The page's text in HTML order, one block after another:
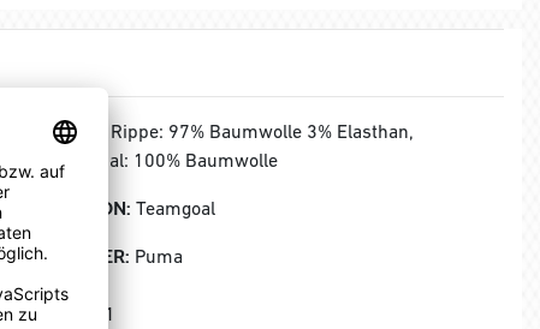
MATERIAL:
Rippe: 97% Baumwolle 3% Elasthan,
Obermaterial: 100% Baumwolle
KOLLEKTION: Teamgoal
HERSTELLER: Puma
Puma SE
Puma Way 1